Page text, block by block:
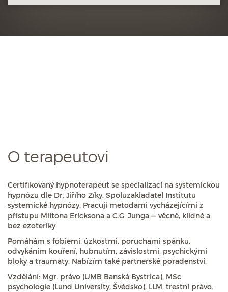
O terapeutovi
Certifikovaný hypnoterapeut se specializací na systemickou
hypnózu dle Dr. Jiřího Zíky. Spoluzakladatel Institutu
systemické hypnózy. Pracuji metodami vycházejícími z
přístupu Miltona Ericksona a C.G. Junga — věcně, klidně a
bez ezoteriky.
Pomáhám s fobiemi, úzkostmi, poruchami spánku,
odvykáním kouření, hubnutím, závislostmi, psychickými
bloky a traumaty. Nabízím také partnerské poradenství.
Vzdělání: Mgr. právo (UMB Banská Bystrica), MSc.
psychologie (Lund University, Švédsko), LLM. trestní právo.